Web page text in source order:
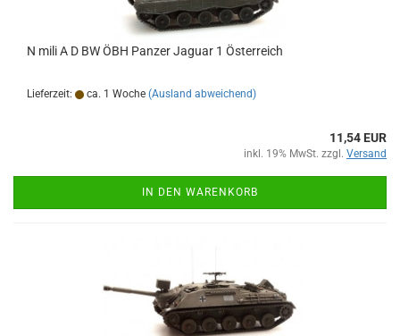
N mili A D BW ÖBH Panzer Jaguar 1 Österreich
Lieferzeit: ca. 1 Woche (Ausland abweichend)
11,54 EUR
inkl. 19% MwSt. zzgl. Versand
IN DEN WARENKORB